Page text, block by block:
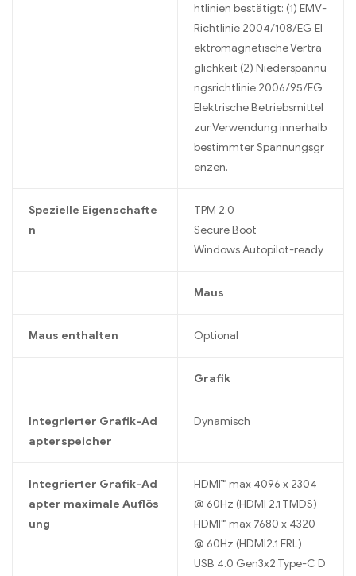
htlinien bestätigt: (1) EMV-
Richtlinie 2004/108/EG El
ektromagnetische Verträ
glichkeit (2) Niederspannu
ngsrichtlinie 2006/95/EG
Elektrische Betriebsmittel
zur Verwendung innerhalb
bestimmter Spannungsgr
enzen.
Spezielle Eigenschafte
n
TPM 2.0
Secure Boot
Windows Autopilot-ready
Maus
Maus enthalten Optional
Grafik
Integrierter Grafik-Ad
apterspeicher
Dynamisch
Integrierter Grafik-Ad
apter maximale Auflös
ung
HDMI™ max 4096 x 2304
@ 60Hz (HDMI 2.1 TMDS)
HDMI™ max 7680 x 4320
@ 60Hz (HDMI2.1 FRL)
USB 4.0 Gen3x2 Type-C D